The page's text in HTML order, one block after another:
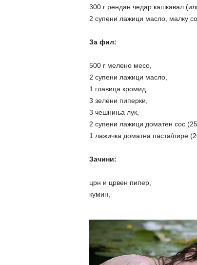
300 г рендан чедар кашкавал
2 супени лажици масло, малку
За фил:
500 г мелено месо,
2 супени лажици масло,
1 главица кромид,
3 зелени пиперки,
3 чешниња лук,
2 супени лажици доматен сос (25
1 лажичка доматна паста/пире
Зачини:
црн и црвен пипер,
кумин,